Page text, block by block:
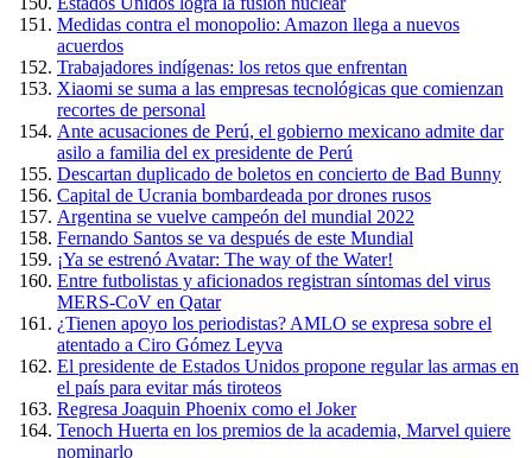
Medidas contra el monopolio: Amazon llega a nuevos
acuerdos
Trabajadores indígenas: los retos que enfrentan
Xiaomi se suma a las empresas tecnológicas que comienzan
recortes de personal
Ante acusaciones de Perú, el gobierno mexicano admite dar
asilo a familia del ex presidente de Perú
Descartan duplicado de boletos en concierto de Bad Bunny
Capital de Ucrania bombardeada por drones rusos
Argentina se vuelve campeón del mundial 2022
Fernando Santos se va después de este Mundial
¡Ya se estrenó Avatar: The way of the Water!
Entre futbolistas y aficionados registran síntomas del virus
MERS-CoV en Qatar
¿Tienen apoyo los periodistas? AMLO se expresa sobre el
atentado a Ciro Gómez Leyva
El presidente de Estados Unidos propone regular las armas en
el país para evitar más tiroteos
Regresa Joaquin Phoenix como el Joker
Tenoch Huerta en los premios de la academia, Marvel quiere
nominarlo